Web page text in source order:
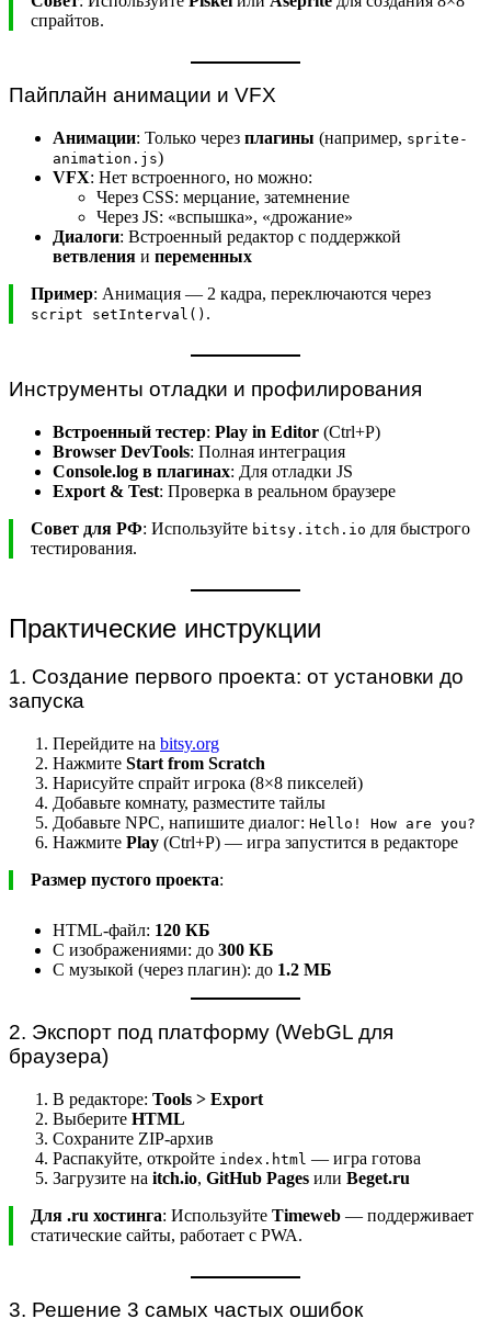
спрайтов.
Пайплайн анимации и VFX
Анимации: Только через плагины (например, sprite-
animation.js)
VFX: Нет встроенного, но можно:
Через CSS: мерцание, затемнение
Через JS: «вспышка», «дрожание»
Диалоги: Встроенный редактор с поддержкой
ветвления и переменных
Пример: Анимация — 2 кадра, переключаются через
script setInterval() .
Инструменты отладки и профилирования
Встроенный тестер: Play in Editor (Ctrl+P)
Browser DevTools: Полная интеграция
Console.log в плагинах: Для отладки JS
Export & Test: Проверка в реальном браузере
Совет для РФ: Используйте bitsy.itch.io для быстрого
тестирования.
Практические инструкции
1. Создание первого проекта: от установки до
запуска
Перейдите на bitsy.org
Нажмите Start from Scratch
Нарисуйте спрайт игрока (8×8 пикселей)
Добавьте комнату, разместите тайлы
Добавьте NPC, напишите диалог: Hello! How are you?
Нажмите Play (Ctrl+P) — игра запустится в редакторе
Размер пустого проекта:
HTML-файл: 120 КБ
С изображениями: до 300 КБ
С музыкой (через плагин): до 1.2 МБ
2. Экспорт под платформу (WebGL для
браузера)
В редакторе: Tools > Export
Выберите HTML
Сохраните ZIP-архив
Распакуйте, откройте index.html — игра готова
Загрузите на itch.io, GitHub Pages или Beget.ru
Для .ru хостинга: Используйте Timeweb — поддерживает
статические сайты, работает с PWA.
3. Решение 3 самых частых ошибок